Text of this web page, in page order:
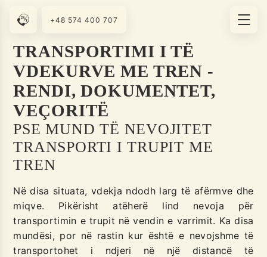
TRANSPORTIMI I TË
VDEKURVE ME TREN -
RENDI, DOKUMENTET,
VEÇORITË
PSE MUND TË NEVOJITET
TRANSPORTI I TRUPIT ME
TREN
Në disa situata, vdekja ndodh larg të afërmve dhe
miqve. Pikërisht atëherë lind nevoja për
transportimin e trupit në vendin e varrimit. Ka disa
mundësi, por në rastin kur është e nevojshme të
transportohet i ndjeri në një distancë të
+48 574 400 707